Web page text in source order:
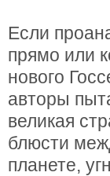
Если
прямо или
нового
авторы
великая
блюсти
планете,